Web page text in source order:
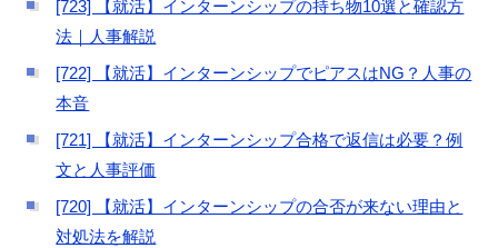
[723] 【就活】インターンシップの持ち物10選と確認方
法｜人事解説
[722] 【就活】インターンシップでピアスはNG？人事の
本音
[721] 【就活】インターンシップ合格で返信は必要？例
文と人事評価
[720] 【就活】インターンシップの合否が来ない理由と
対処法を解説